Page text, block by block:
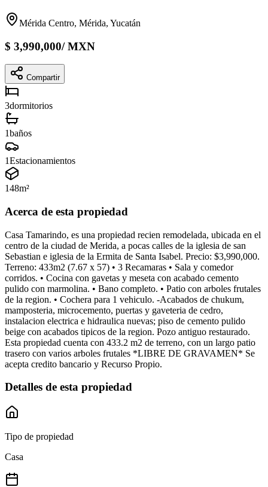
Mérida Centro, Mérida, Yucatán
$ 3,990,000/MXN
Compartir
3dormitorios
1baños
1Estacionamientos
148m²
Acerca de esta propiedad
Casa Tamarindo, es una propiedad recien remodelada, ubicada en el
centro de la ciudad de Merida, a pocas calles de la iglesia de san
Sebastian e iglesia de la Ermita de Santa Isabel. Precio: $3,990,000.
Terreno: 433m2 (7.67 x 57) • 3 Recamaras • Sala y comedor
corridos. • Cocina con gavetas y meseta con acabado cemento
pulido con marmolina. • Bano completo. • Patio con arboles frutales
de la region. • Cochera para 1 vehiculo. -Acabados de chukum,
mamposteria, microcemento, puertas y gaveteria de cedro,
instalacion electrica e hidraulica nuevas; piso de cemento pulido
beige con acabados tipicos de la region. Pozo antiguo restaurado.
Esta propiedad cuenta con 433.2 m2 de terreno, con un largo patio
trasero con varios arboles frutales *LIBRE DE GRAVAMEN* Se
acepta credito bancario y Recurso Propio.
Detalles de esta propiedad
Tipo de propiedad
Casa